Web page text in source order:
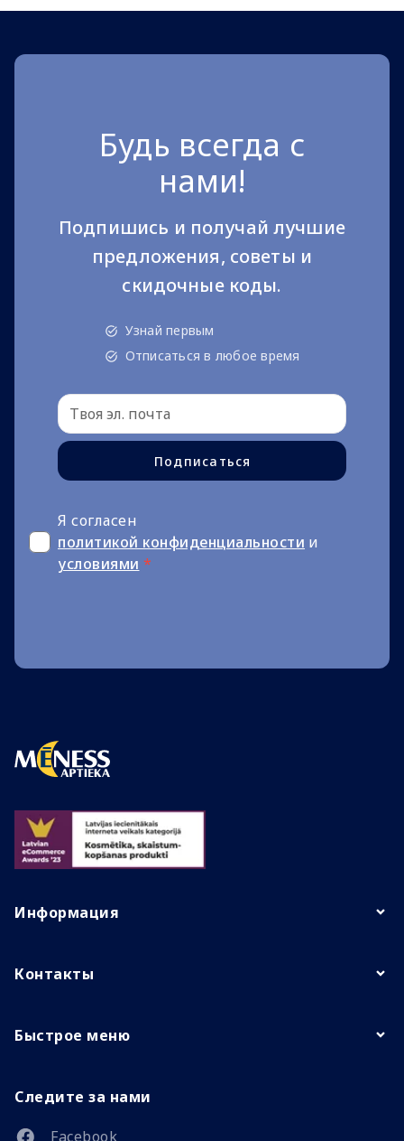
Будь всегда с
нами!
Подпишись и получай лучшие
предложения, советы и
скидочные коды.
Узнай первым
Отписаться в любое время
Подписаться
Я согласен
политикой конфиденциальности и
условиями *
Информация
Контакты
Быстрое меню
Следите за нами
Facebook